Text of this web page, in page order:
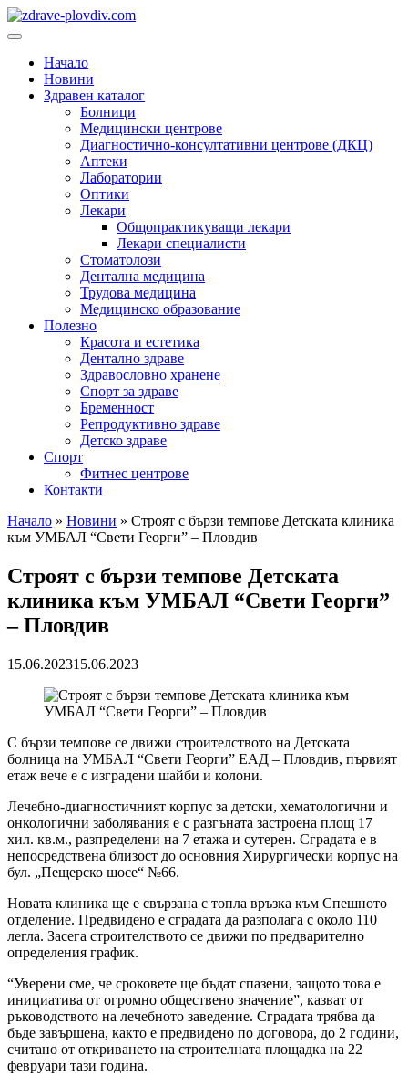
Преминете
към
Основно
Начало
Новини
Здравен каталог
Болници
Медицински центрове
Диагностично-консултативни центрове (ДКЦ)
Аптеки
Лаборатории
Оптики
Лекари
Общопрактикуващи лекари
Лекари специалисти
Стоматолози
Дентална медицина
Трудова медицина
Медицинско образование
Полезно
Красота и естетика
Дентално здраве
Здравословно хранене
Спорт за здраве
Бременност
Репродуктивно здраве
Детско здраве
Спорт
Фитнес центрове
Контакти
Начало » Новини » Строят с бързи темпове Детската клиника
към УМБАЛ “Свети Георги” – Пловдив
Строят с бързи темпове Детската
клиника към УМБАЛ “Свети Георги”
– Пловдив
15.06.202315.06.2023
С бързи темпове се движи строителството на Детската
болница на УМБАЛ “Свети Георги” ЕАД – Пловдив, първият
етаж вече е с изградени шайби и колони.
Лечебно-диагностичният корпус за детски, хематологични и
онкологични заболявания е с разгъната застроена площ 17
хил. кв.м., разпределени на 7 етажа и сутерен. Сградата е в
непосредствена близост до основния Хирургически корпус на
бул. „Пещерско шосе“ №66.
Новата клиника ще е свързана с топла връзка към Спешното
отделение. Предвидено е сградата да разполага с около 110
легла. Засега строителството се движи по предварително
определения график.
“Уверени сме, че сроковете ще бъдат спазени, защото това е
инициатива от огромно обществено значение”, казват от
ръководството на лечебното заведение. Сградата трябва да
бъде завършена, както е предвидено по договора, до 2 години,
считано от откриването на строителната площадка на 22
февруари тази година.